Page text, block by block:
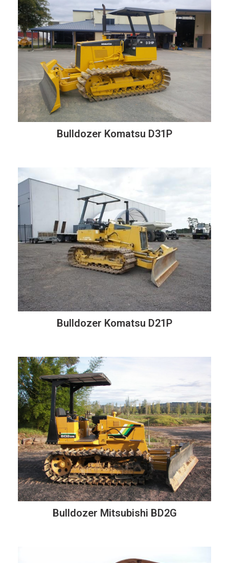
Bulldozer Komatsu D31P
Bulldozer Komatsu D21P
Bulldozer Mitsubishi BD2G